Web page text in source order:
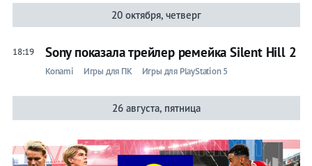
20 октября, четверг
18:19 Sony показала трейлер ремейка Silent Hill 2
Konami Игры для ПК Игры для PlayStation 5
26 августа, пятница